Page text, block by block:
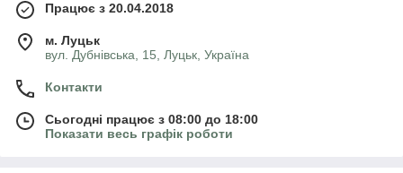
Працює з 20.04.2018
м. Луцьк
вул. Дубнівська, 15, Луцьк, Україна
Контакти
Сьогодні працює з 08:00 до 18:00
Показати весь графік роботи